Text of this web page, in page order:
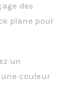
des
plane pour
un
couleur